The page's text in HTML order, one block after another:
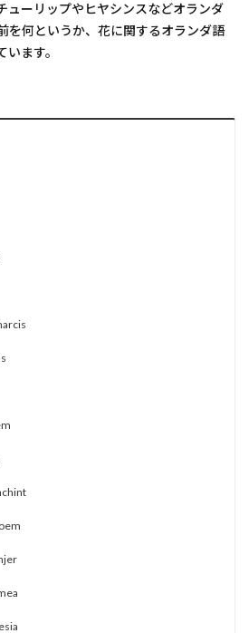
ューリップやヒヤシンスなどオランダ
を何というか、花に関するオランダ語
ます。